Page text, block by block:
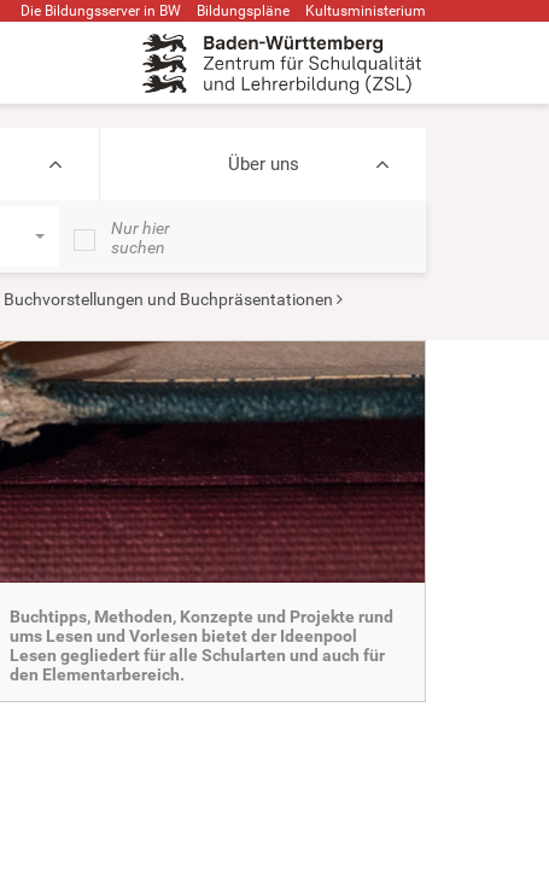
Die Bildungsserver in BW Bildungspläne Kultusministerium
Über uns
Nur hier
suchen
Buchvorstellungen und Buchpräsentationen
Buchtipps, Methoden, Konzepte und Projekte rund
ums Lesen und Vorlesen bietet der Ideenpool
Lesen gegliedert für alle Schularten und auch für
den Elementarbereich.